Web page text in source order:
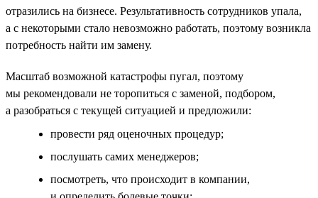
отразились на бизнесе. Результативность сотрудников упала,
а с некоторыми стало невозможно работать, поэтому возникла
потребность найти им замену.
Масштаб возможной катастрофы пугал, поэтому
мы рекомендовали не торопиться с заменой, подбором,
а разобраться с текущей ситуацией и предложили:
провести ряд оценочных процедур;
послушать самих менеджеров;
посмотреть, что происходит в компании,